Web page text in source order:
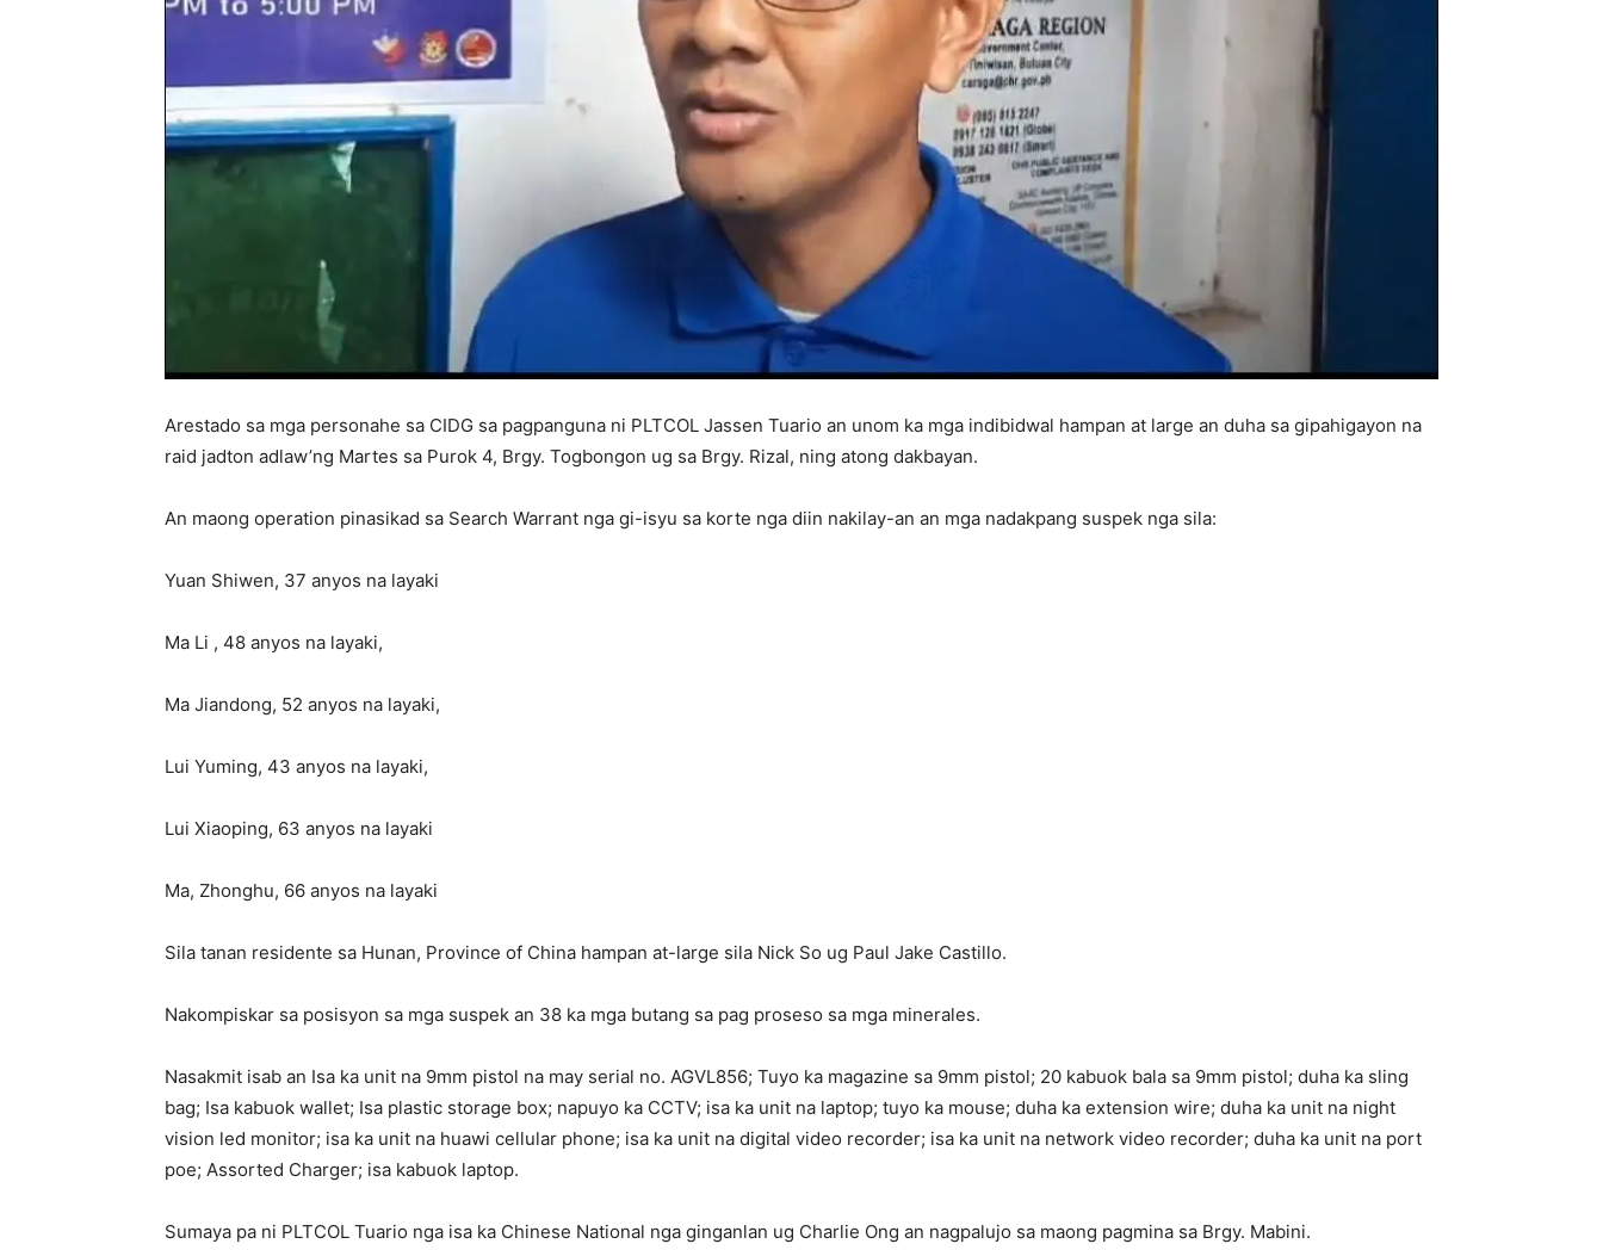
Arestado sa mga personahe sa CIDG sa pagpanguna ni PLTCOL Jassen Tuario an unom ka mga indibidwal hampan at large an duha sa gipahigayon na
raid jadton adlaw’ng Martes sa Purok 4, Brgy. Togbongon ug sa Brgy. Rizal, ning atong dakbayan.
An maong operation pinasikad sa Search Warrant nga gi-isyu sa korte nga diin nakilay-an an mga nadakpang suspek nga sila:
Yuan Shiwen, 37 anyos na layaki
Ma Li , 48 anyos na layaki,
Ma Jiandong, 52 anyos na layaki,
Lui Yuming, 43 anyos na layaki,
Lui Xiaoping, 63 anyos na layaki
Ma, Zhonghu, 66 anyos na layaki
Sila tanan residente sa Hunan, Province of China hampan at-large sila Nick So ug Paul Jake Castillo.
Nakompiskar sa posisyon sa mga suspek an 38 ka mga butang sa pag proseso sa mga minerales.
Nasakmit isab an Isa ka unit na 9mm pistol na may serial no. AGVL856; Tuyo ka magazine sa 9mm pistol; 20 kabuok bala sa 9mm pistol; duha ka sling
bag; Isa kabuok wallet; Isa plastic storage box; napuyo ka CCTV; isa ka unit na laptop; tuyo ka mouse; duha ka extension wire; duha ka unit na night
vision led monitor; isa ka unit na huawi cellular phone; isa ka unit na digital video recorder; isa ka unit na network video recorder; duha ka unit na port
poe; Assorted Charger; isa kabuok laptop.
Sumaya pa ni PLTCOL Tuario nga isa ka Chinese National nga ginganlan ug Charlie Ong an nagpalujo sa maong pagmina sa Brgy. Mabini.